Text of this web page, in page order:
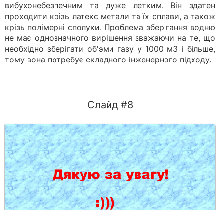
вибухонебезпечним та дуже летким. Він здатен
проходити крізь латекс метали та їх сплави, а також
крізь полімерні сполуки. Проблема зберігання водню
не має однозначного вирішення зважаючи на те, що
необхідно зберігати об'эми газу у 1000 м3 і більше,
тому вона потребує складного інженерного підходу.
Слайд #8